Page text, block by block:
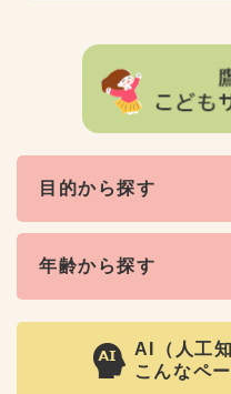
目的から探す
年齢から探す
AI（人工
こんなペ